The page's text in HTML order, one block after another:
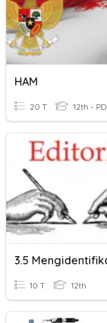
HAM
20 T 12th - PD
10 T 12th